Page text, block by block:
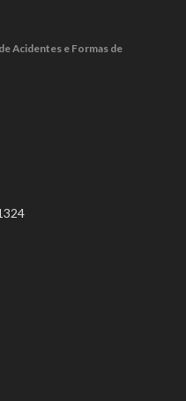
Acidentes e Formas de